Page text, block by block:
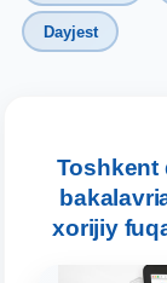
Dayjest
Toshkent
xorijiy
TDYU
chatiga xush
Qabul bo'yicha
chatda qoldiring.